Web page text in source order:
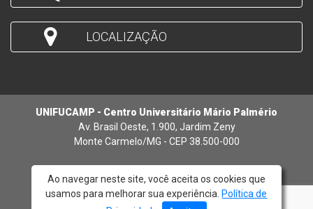
LOCALIZAÇÃO
UNIFUCAMP - Centro Universitário Mário Palmério
Av. Brasil Oeste, 1.900, Jardim Zeny
Monte Carmelo/MG - CEP 38.500-000
© 2026 - UNIFUCAMP
Ao navegar neste site, você aceita os cookies que
usamos para melhorar sua experiência. Política de